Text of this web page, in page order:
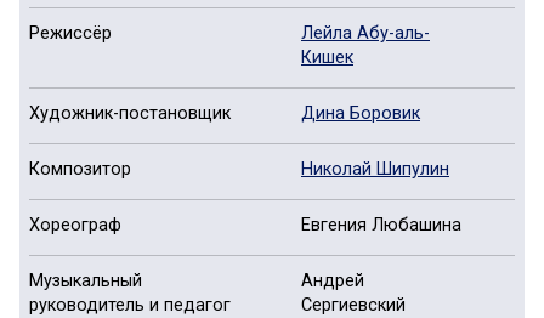
Режиссёр
Лейла Абу-аль-
Кишек
Художник-постановщик Дина Боровик
Композитор Николай Шипулин
Хореограф Евгения Любашина
Музыкальный
руководитель и педагог
Андрей
Сергиевский